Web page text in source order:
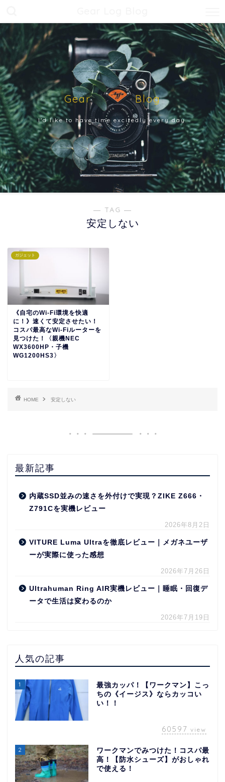
Gear Blog
I'd like to have time excitedly every day.
― TAG ―
安定しない
ガジェット
《自宅のWi-Fi環境を快適
に！》速くて安定させたい！
コスパ最高なWi-Fiルーターを
見つけた！〈親機NEC
WX3600HP・子機
WG1200HS3〉
HOME 安定しない
最新記事
内蔵SSD並みの速さを外付けで実現？ZIKE Z666・
Z791Cを実機レビュー
2026年8月2日
VITURE Luma Ultraを徹底レビュー｜メガネユーザ
ーが実際に使った感想
2026年7月26日
Ultrahuman Ring AIR実機レビュー｜睡眠・回復デ
ータで生活は変わるのか
2026年7月19日
人気の記事
1
最強カッパ！【ワークマン】こっ
ちの《イージス》ならカッコい
い！！
60597 view
2
ワークマンでみつけた！コスパ最
高！【防水シューズ】がおしゃれ
で使える！